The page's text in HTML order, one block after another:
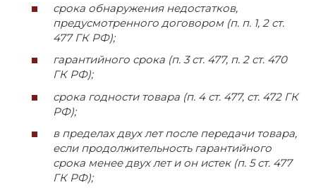
срока обнаружения недостатков,
предусмотренного договором (п. п. 1, 2 ст.
477 ГК РФ);
гарантийного срока (п. 3 ст. 477, п. 2 ст. 470
ГК РФ);
срока годности товара (п. 4 ст. 477, ст. 472 ГК
РФ);
в пределах двух лет после передачи товара,
если продолжительность гарантийного
срока менее двух лет и он истек (п. 5 ст. 477
ГК РФ);